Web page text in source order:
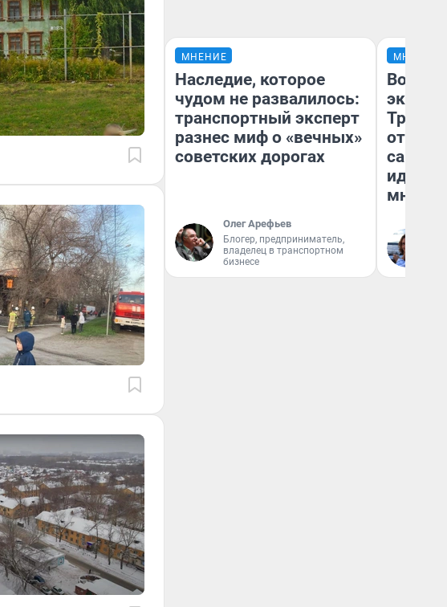
МНЕНИЕ
Наследие, которое
чудом не развалилось:
транспортный эксперт
разнес миф о «вечных»
советских дорогах
Олег Арефьев
Блогер, предприниматель,
владелец в транспортном
бизнесе
МНЕНИЕ
Волга: